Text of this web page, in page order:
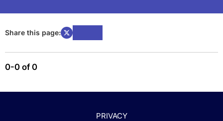
Share this page:
0-0 of 0
PRIVACY